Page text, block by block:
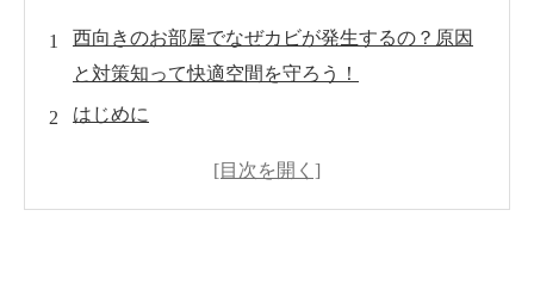
西向きのお部屋でなぜカビが発生するの？原因
と対策知って快適空間を守ろう！
はじめに